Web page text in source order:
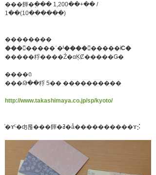
���餫�߲��� 1,200��+�� /
1��(10������)
��������
��������ʿ�ˡ���������ʲС�
�����粰����Ź�αĶȻ�����Ǥ�
����ꢡ
���Թ��粰 5�� ����������
http://www.takashimaya.co.jp/sp/kyoto/
̾�ɤˤ�ʤ롢���餫�ߥ�å����������ɤ⡪